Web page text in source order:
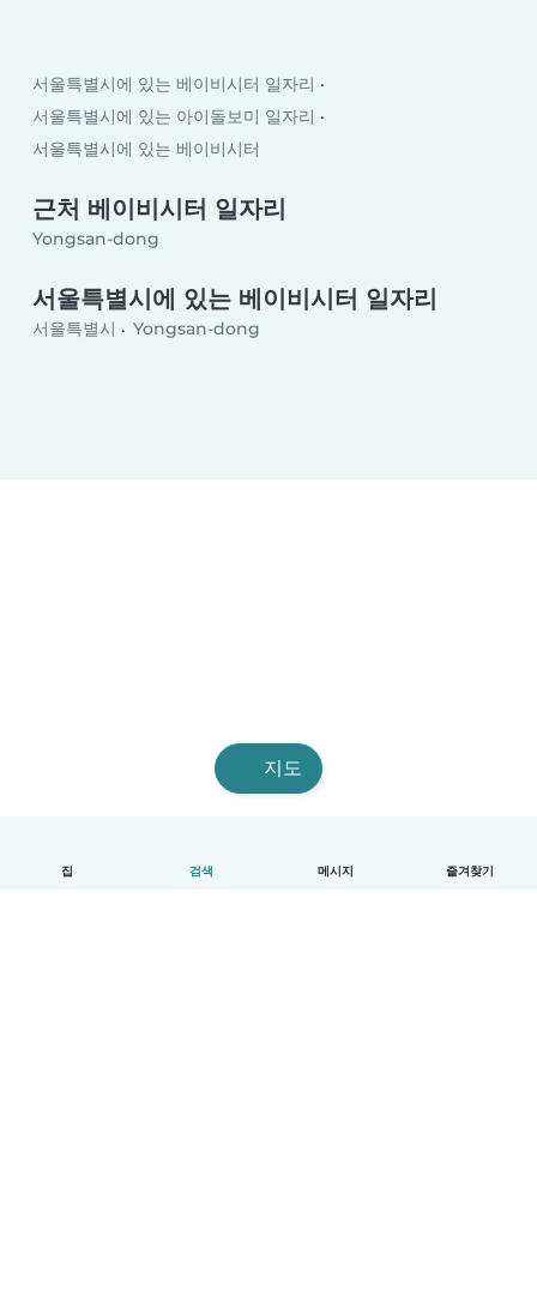
집 검색 메시지 즐겨찾기
서울특별시에 있는 베이비시터 일자리
서울특별시에 있는 아이돌보미 일자리
서울특별시에 있는 베이비시터
근처 베이비시터 일자리
Yongsan-dong
서울특별시에 있는 베이비시터 일자리
서울특별시 Yongsan-dong
지도